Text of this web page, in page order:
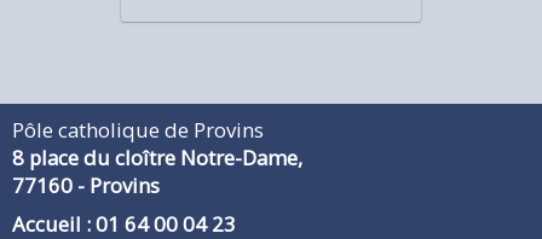
Pôle catholique de Provins
8 place du cloître Notre-Dame,
​77160 - Provins
Accueil : 01 64 00 04 23